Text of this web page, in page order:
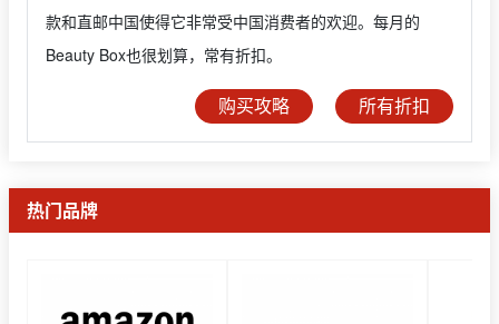
款和直邮中国使得它非常受中国消费者的欢迎。每月的
Beauty Box也很划算，常有折扣。
购买攻略 所有折扣
热门品牌